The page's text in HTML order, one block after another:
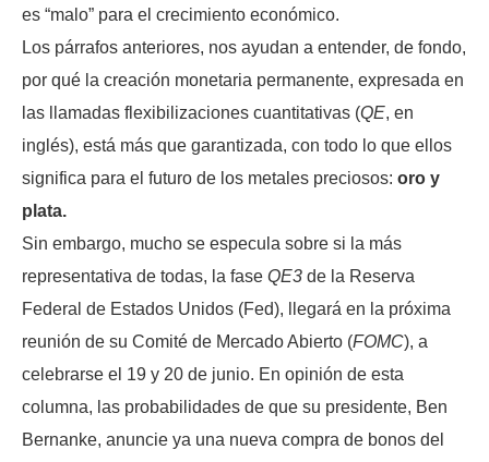
es “malo” para el crecimiento económico.
Los párrafos anteriores, nos ayudan a entender, de fondo,
por qué la creación monetaria permanente, expresada en
las llamadas flexibilizaciones cuantitativas (QE, en
inglés), está más que garantizada, con todo lo que ellos
significa para el futuro de los metales preciosos: oro y
plata.
Sin embargo, mucho se especula sobre si la más
representativa de todas, la fase QE3 de la Reserva
Federal de Estados Unidos (Fed), llegará en la próxima
reunión de su Comité de Mercado Abierto (FOMC), a
celebrarse el 19 y 20 de junio. En opinión de esta
columna, las probabilidades de que su presidente, Ben
Bernanke, anuncie ya una nueva compra de bonos del